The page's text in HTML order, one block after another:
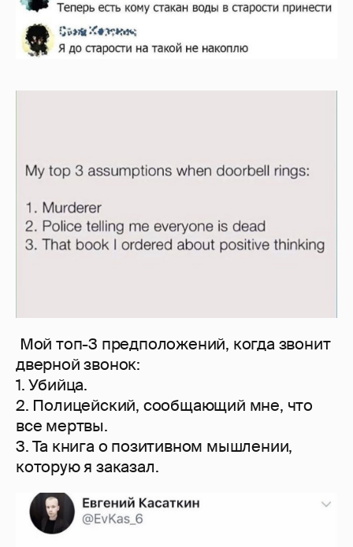
Мой топ-3 предположений, когда звонит
дверной звонок:
1. Убийца.
2. Полицейский, сообщающий мне, что
все мертвы.
3. Та книга о позитивном мышлении,
которую я заказал.